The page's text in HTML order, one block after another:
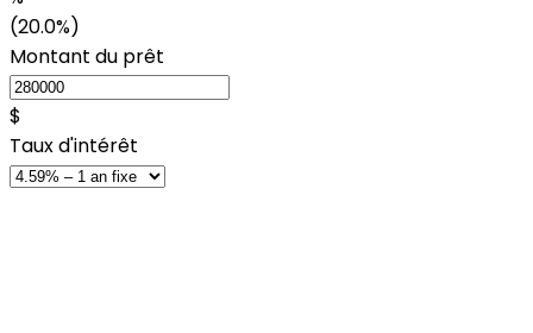
(20.0%)
Montant du prêt
$
Taux d'intérêt